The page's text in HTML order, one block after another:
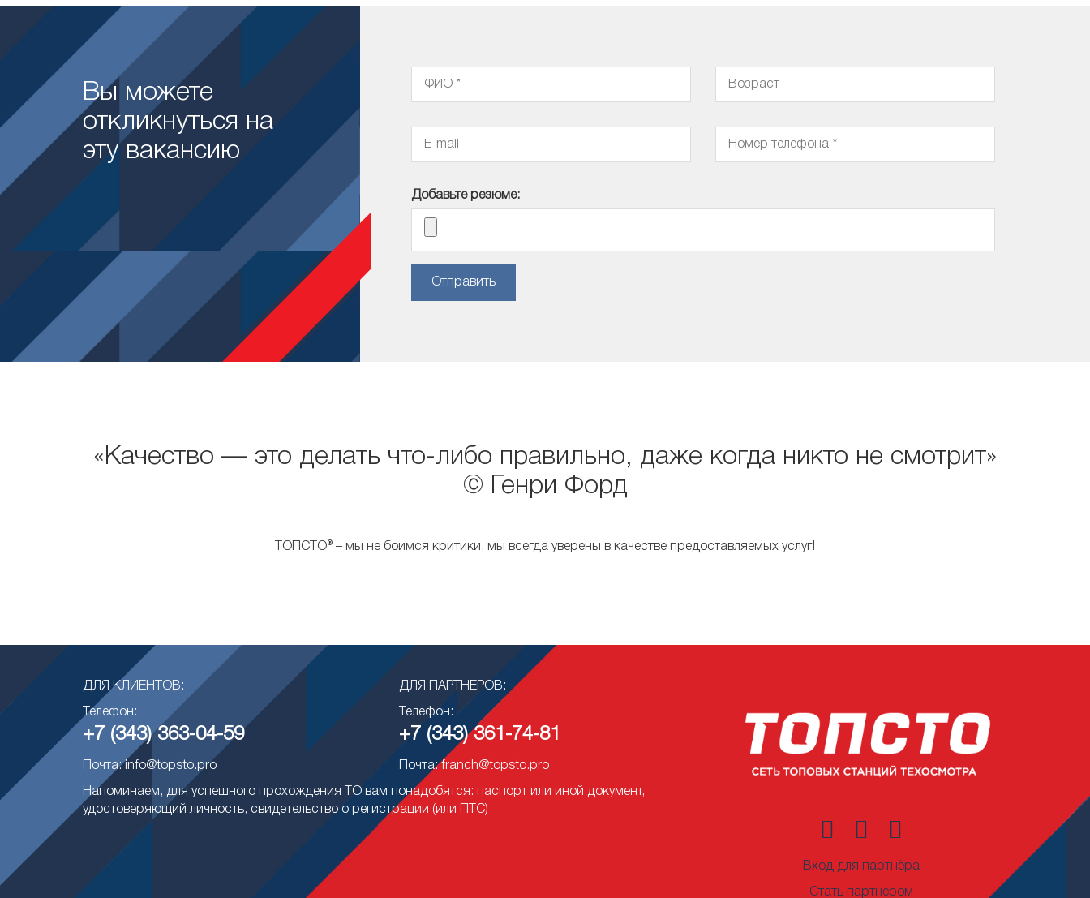
Вы можете
откликнуться на
эту вакансию
Добавьте резюме:
Отправить
«Качество — это делать что-либо правильно, даже когда никто не смотрит»
© Генри Форд
ТОПСТО® – мы не боимся критики, мы всегда уверены в качестве предоставляемых услуг!
ДЛЯ КЛИЕНТОВ:
Телефон:
+7 (343) 363-04-59
Почта: info@topsto.pro
ДЛЯ ПАРТНЕРОВ:
Телефон:
+7 (343) 361-74-81
Почта: franch@topsto.pro
Напоминаем, для успешного прохождения ТО вам понадобятся: паспорт или иной документ,
удостоверяющий личность, свидетельство о регистрации (или ПТС)
Вход для партнёра
Стать партнером